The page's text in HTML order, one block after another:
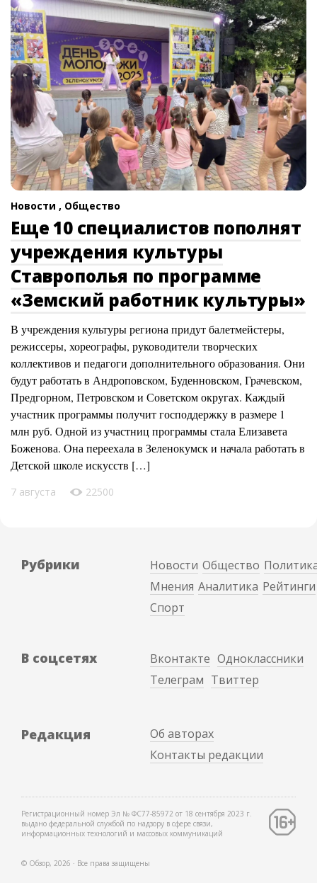
Новости , Общество
Еще 10 специалистов пополнят
учреждения культуры
Ставрополья по программе
«Земский работник культуры»
В учреждения культуры региона придут балетмейстеры,
режиссеры, хореографы, руководители творческих
коллективов и педагоги дополнительного образования. Они
будут работать в Андроповском, Буденновском, Грачевском,
Предгорном, Петровском и Советском округах. Каждый
участник программы получит господдержку в размере 1
млн руб. Одной из участниц программы стала Елизавета
Боженова. Она переехала в Зеленокумск и начала работать в
Детской школе искусств […]
7 августа 22500
Рубрики Новости Общество
Мнения Аналитика Рейтинги
Спорт
В соцсетях Вконтакте Одноклассники
Телеграм Твиттер
Редакция
Об авторах
Контакты редакции
Регистрационный номер Эл № ФС77-85972 от 18 сентября 2023 г.
выдано федеральной службой по надзору в сфере связи,
информационных технологий и массовых коммуникаций
© Обзор, 2026 ∙ Все права защищены